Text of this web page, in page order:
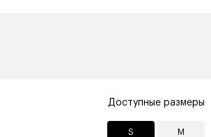
Доступные размеры
S M